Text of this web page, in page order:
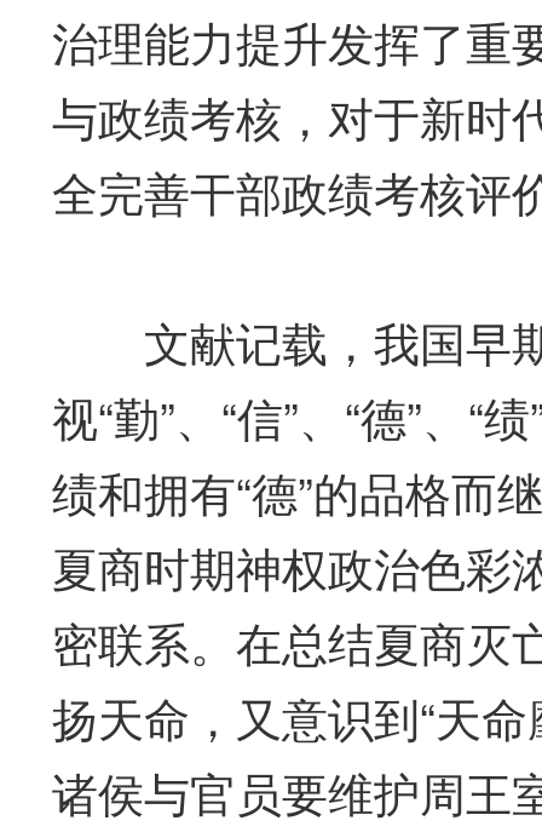
治理能力提升发挥了重
与政绩考核，对于新时
全完善干部政绩考核评
文献记载，我国早
视“勤”、“信”、“德”、
绩和拥有“德”的品格而
夏商时期神权政治色彩
密联系。在总结夏商灭
扬天命，又意识到“天
诸侯与官员要维护周王